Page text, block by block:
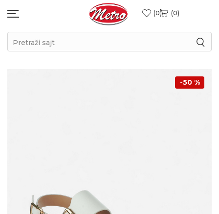
0 0
Pretraži sajt
-50 %